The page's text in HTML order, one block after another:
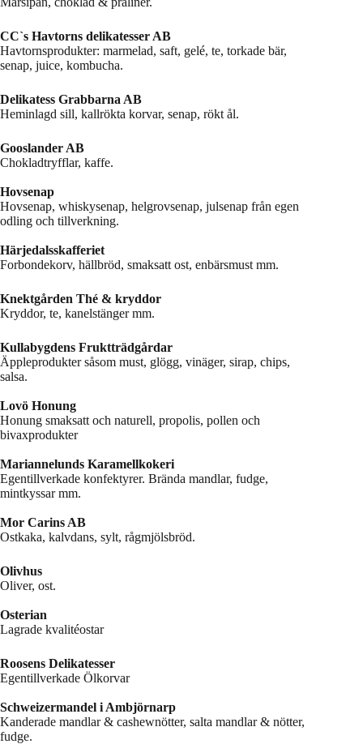
CC`s Havtorns delikatesser AB
Havtornsprodukter: marmelad, saft, gelé, te, torkade bär,
senap, juice, kombucha.
Delikatess Grabbarna AB
Heminlagd sill, kallrökta korvar, senap, rökt ål.
Gooslander AB
Chokladtryfflar, kaffe.
Hovsenap
Hovsenap, whiskysenap, helgrovsenap, julsenap från egen
odling och tillverkning.
Härjedalsskafferiet
Forbondekorv, hällbröd, smaksatt ost, enbärsmust mm.
Knektgården Thé & kryddor
Kryddor, te, kanelstänger mm.
Kullabygdens Fruktträdgårdar
Äppleprodukter såsom must, glögg, vinäger, sirap, chips,
salsa.
Lovö Honung
Honung smaksatt och naturell, propolis, pollen och
bivaxprodukter
Mariannelunds Karamellkokeri
Egentillverkade konfektyrer. Brända mandlar, fudge,
mintkyssar mm.
Mor Carins AB
Ostkaka, kalvdans, sylt, rågmjölsbröd.
Olivhus
Oliver, ost.
Osterian
Lagrade kvalitéostar
Roosens Delikatesser
Egentillverkade Ölkorvar
Schweizermandel i Ambjörnarp
Kanderade mandlar & cashewnötter, salta mandlar & nötter,
fudge.